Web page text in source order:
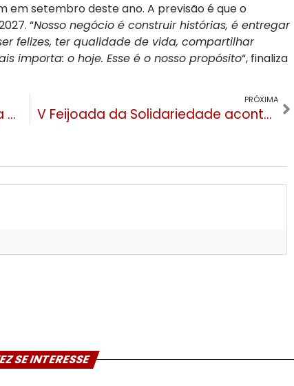
em setembro deste ano. A previsão é que o
“Nosso negócio é construir histórias, é entregar
felizes, ter qualidade de vida, compartilhar
importa: o hoje. Esse é o nosso propósito“, finaliza
4ª Vindima em Gramado começa nesta sexta (14) com atrações culturais, vinícolas e experiências
PRÓXIMA
V Feijoada da Solidariedade acontecerá em abril em Gramado
SE INTERESSE